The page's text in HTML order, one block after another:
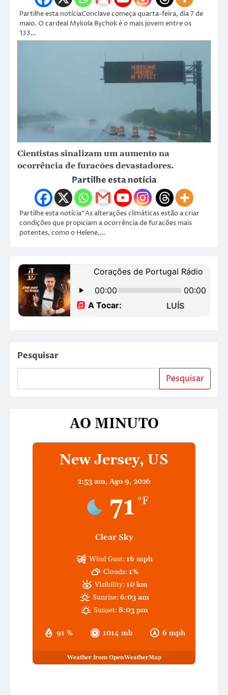
Partilhe esta notíciaConclave começa quarta-feira, dia 7 de
maio. O cardeal Mykola Bychok é o mais jovem entre os
133…
Cientistas sinalizam um aumento na
ocorrência de furacões devastadores.
Partilhe esta notícia
Partilhe esta notícia“As alterações climáticas estão a criar
condições que propiciam a ocorrência de furacões mais
potentes, como o Helene,…
Pesquisar
Pesquisar
AO MINUTO
New Jersey, US
2:53 am, Ago 9, 2026
71 °F
Clear Sky
91 % 1014 mb 6 mph
Wind Gust: 16 mph
Clouds: 1%
Visibility: 10 km
Sunrise:6:03 am
Sunset:8:03 pm
Weather from OpenWeatherMap